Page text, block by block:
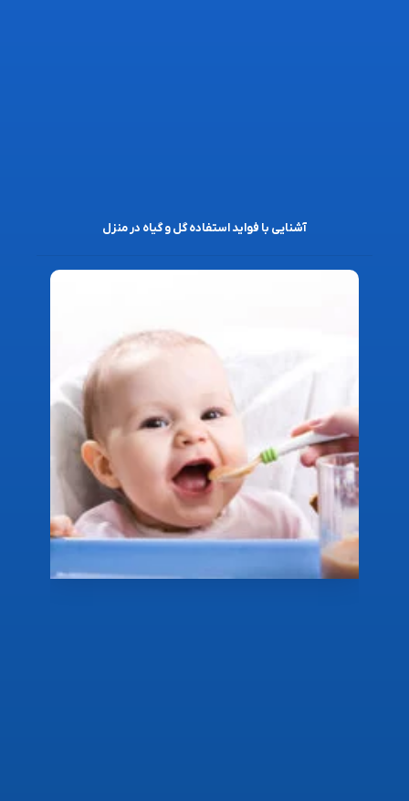
آشنایی با فواید استفاده گل و گیاه در منزل